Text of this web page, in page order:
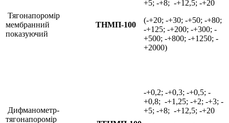
Тягонапоромір
мембранний
показуючий
ТНМП-100
+5; -+8; -+12,5; -+20
(-+20; -+30; -+50; -+80;
-+125; -+200; -+300; -
+500; -+800; -+1250; -
+2000)
Дифманометр-
тягонапоромір
-+0,2; -+0,3; -+0,5; -
+0,8; -+1,25; -+2; -+3; -
+5; -+8; -+12,5; -+20